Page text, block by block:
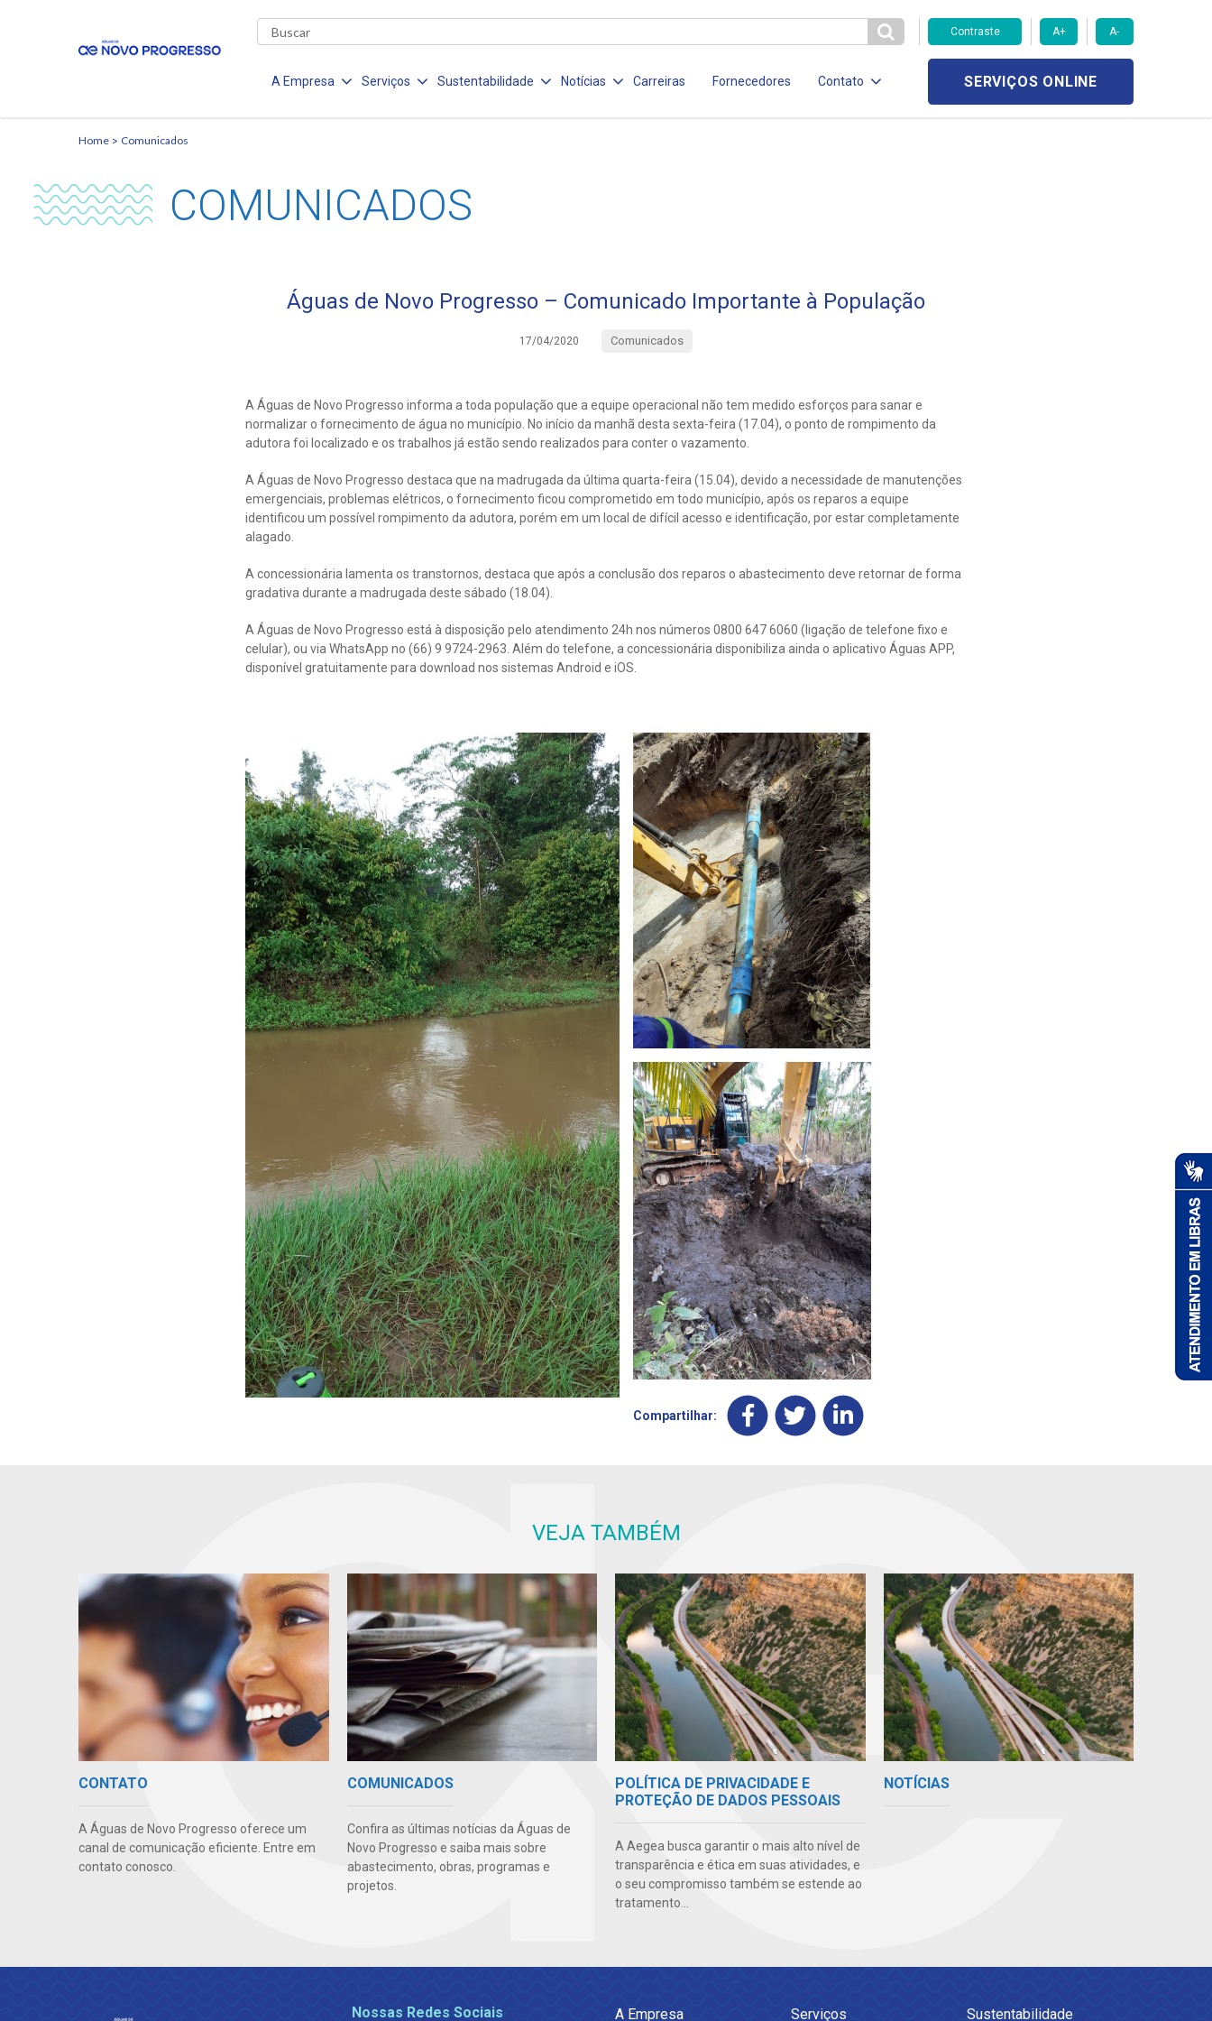
Contraste A+ A-
A Empresa Serviços Sustentabilidade Notícias Carreiras Fornecedores Contato SERVIÇOS ONLINE
Home Comunicados
COMUNICADOS
Águas de Novo Progresso – Comunicado Importante à População
17/04/2020 Comunicados
A Águas de Novo Progresso informa a toda população que a equipe operacional não tem medido esforços para sanar e
normalizar o fornecimento de água no município. No início da manhã desta sexta-feira (17.04), o ponto de rompimento da
adutora foi localizado e os trabalhos já estão sendo realizados para conter o vazamento.
A Águas de Novo Progresso destaca que na madrugada da última quarta-feira (15.04), devido a necessidade de manutenções
emergenciais, problemas elétricos, o fornecimento ficou comprometido em todo município, após os reparos a equipe
identificou um possível rompimento da adutora, porém em um local de difícil acesso e identificação, por estar completamente
alagado.
A concessionária lamenta os transtornos, destaca que após a conclusão dos reparos o abastecimento deve retornar de forma
gradativa durante a madrugada deste sábado (18.04).
A Águas de Novo Progresso está à disposição pelo atendimento 24h nos números 0800 647 6060 (ligação de telefone fixo e
celular), ou via WhatsApp no (66) 9 9724-2963. Além do telefone, a concessionária disponibiliza ainda o aplicativo Águas APP,
disponível gratuitamente para download nos sistemas Android e iOS.
Compartilhar:
VEJA TAMBÉM
CONTATO
A Águas de Novo Progresso oferece um
canal de comunicação eficiente. Entre em
contato conosco.
COMUNICADOS
Confira as últimas notícias da Águas de
Novo Progresso e saiba mais sobre
abastecimento, obras, programas e
projetos.
POLÍTICA DE PRIVACIDADE E
PROTEÇÃO DE DADOS PESSOAIS
A Aegea busca garantir o mais alto nível de
transparência e ética em suas atividades, e
o seu compromisso também se estende ao
tratamento...
NOTÍCIAS
Nossas Redes Sociais A Empresa Serviços Sustentabilidade